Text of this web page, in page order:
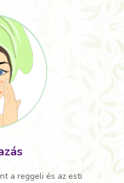
a reggeli és az esti